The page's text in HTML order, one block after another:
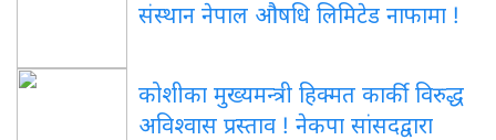
संस्थान नेपाल औषधि लिमिटेड नाफामा !
कोशीका मुख्यमन्त्री हिक्मत कार्की विरुद्ध
अविश्वास प्रस्ताव ! नेकपा सांसदद्वारा